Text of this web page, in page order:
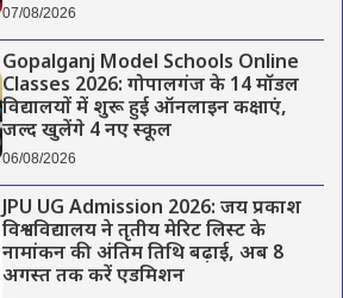
07/08/2026
Gopalganj Model Schools Online
Classes 2026: गोपालगंज के 14 मॉडल
विद्यालयों में शुरू हुई ऑनलाइन कक्षाएं,
जल्द खुलेंगे 4 नए स्कूल
06/08/2026
JPU UG Admission 2026: जय प्रकाश
विश्वविद्यालय ने तृतीय मेरिट लिस्ट के
नामांकन की अंतिम तिथि बढ़ाई, अब 8
अगस्त तक करें एडमिशन